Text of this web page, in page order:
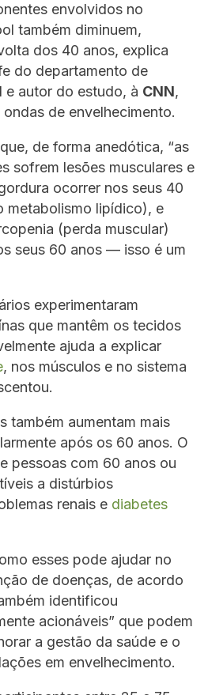
envolvidos no
também diminuem,
dos 40 anos, explica
do departamento de
e autor do estudo, à CNN,
de envelhecimento.
de forma anedótica, “as
sofrem lesões musculares e
ocorrer nos seus 40
metabolismo lipídico), e
(perda muscular)
seus 60 anos — isso é um
experimentaram
que mantêm os tecidos
ajuda a explicar
, nos músculos e no sistema
também aumentam mais
após os 60 anos. O
pessoas com 60 anos ou
a distúrbios
renais e diabetes
esses pode ajudar no
de doenças, de acordo
identificou
acionáveis” que podem
a gestão da saúde e o
em envelhecimento.